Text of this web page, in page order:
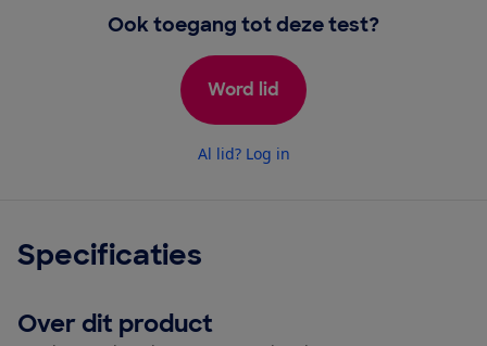
Ook toegang tot deze test?
Word lid
Al lid? Log in
Specificaties
Over dit product